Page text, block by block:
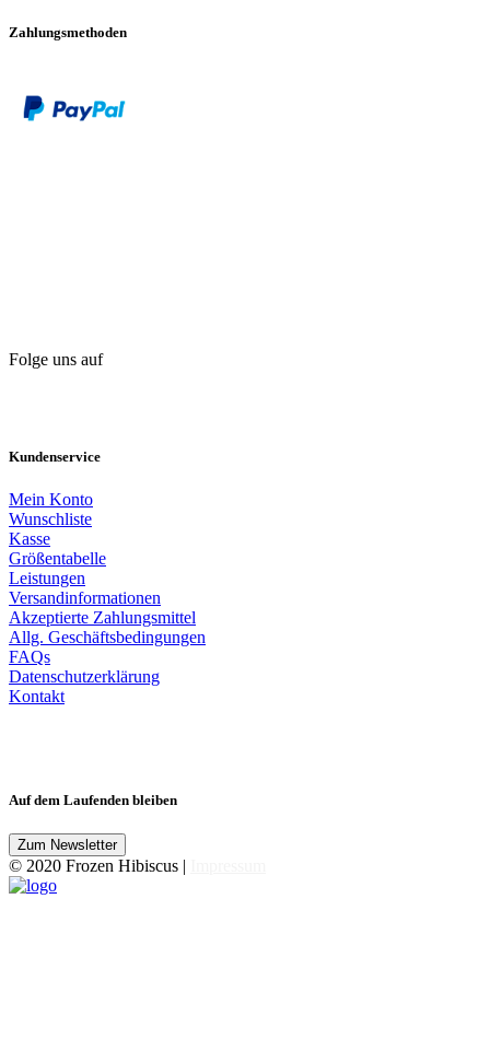
Zahlungsmethoden
Folge uns auf
Kundenservice
Mein Konto
Wunschliste
Kasse
Größentabelle
Leistungen
Versandinformationen
Akzeptierte Zahlungsmittel
Allg. Geschäftsbedingungen
FAQs
Datenschutzerklärung
Kontakt
Auf dem Laufenden bleiben
© 2020 Frozen Hibiscus |